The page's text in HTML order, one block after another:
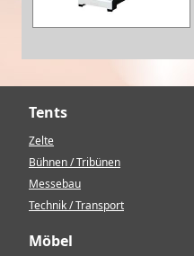
Tents
Zelte
Bühnen / Tribünen
Messebau
Technik / Transport
Möbel